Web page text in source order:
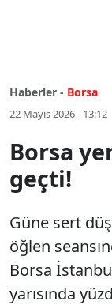
Haberler - Borsa
22 Mayıs 2026 - 13:12
Borsa
geçti!
Güne sert
öğlen
Borsa
yarısında